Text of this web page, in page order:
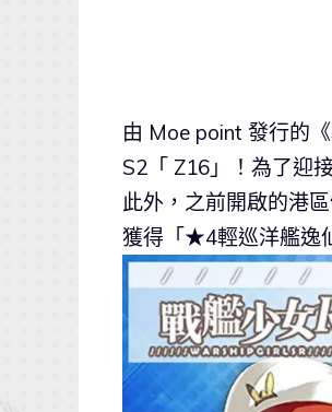
由 Moe point 發行的
S2「 Z16」！為了迎
此外，之前開啟的港
獲得「★4輕巡洋艦逸